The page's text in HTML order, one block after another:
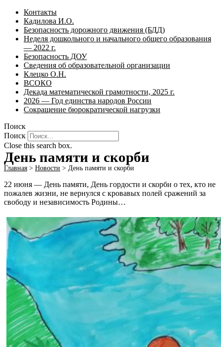
Контакты
Кадилова И.О.
Безопасность дорожного движения (БДД)
Неделя дошкольного и начального общего образования
— 2022 г.
Безопасность ДОУ
Сведения об образовательной организации
Клецко О.Н.
ВСОКО
Декада математической грамотности, 2025 г.
2026 — Год единства народов России
Сокращение бюрократической нагрузки
Поиск
Поиск
Close this search box.
День памяти и скорби
Главная > Новости > День памяти и скорби
22 июня — День памяти, День гордости и скорби о тех, кто не
пожалев жизни, не вернулся с кровавых полей сражений за
свободу и независимость Родины…